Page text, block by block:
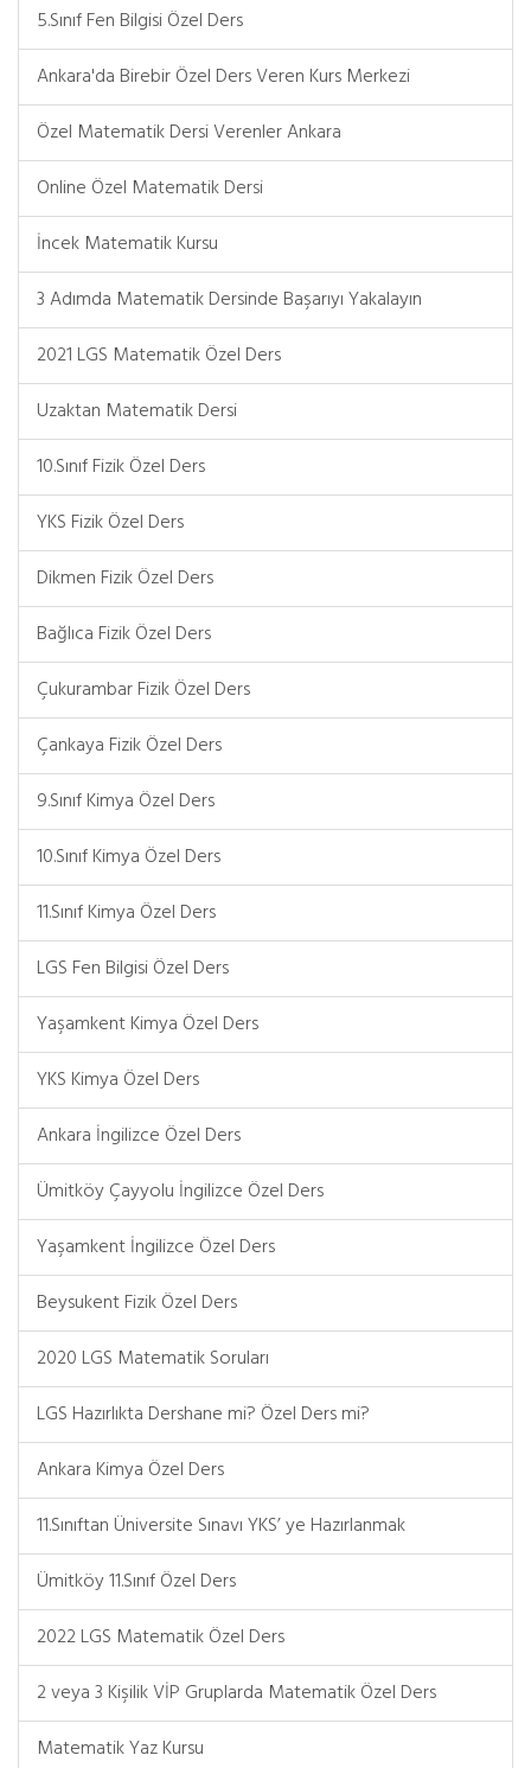
5.Sınıf Fen Bilgisi Özel Ders
Ankara'da Birebir Özel Ders Veren Kurs Merkezi
Özel Matematik Dersi Verenler Ankara
Online Özel Matematik Dersi
İncek Matematik Kursu
3 Adımda Matematik Dersinde Başarıyı Yakalayın
2021 LGS Matematik Özel Ders
Uzaktan Matematik Dersi
10.Sınıf Fizik Özel Ders
YKS Fizik Özel Ders
Dikmen Fizik Özel Ders
Bağlıca Fizik Özel Ders
Çukurambar Fizik Özel Ders
Çankaya Fizik Özel Ders
9.Sınıf Kimya Özel Ders
10.Sınıf Kimya Özel Ders
11.Sınıf Kimya Özel Ders
LGS Fen Bilgisi Özel Ders
Yaşamkent Kimya Özel Ders
YKS Kimya Özel Ders
Ankara İngilizce Özel Ders
Ümitköy Çayyolu İngilizce Özel Ders
Yaşamkent İngilizce Özel Ders
Beysukent Fizik Özel Ders
2020 LGS Matematik Soruları
LGS Hazırlıkta Dershane mi? Özel Ders mi?
Ankara Kimya Özel Ders
11.Sınıftan Üniversite Sınavı YKS’ ye Hazırlanmak
Ümitköy 11.Sınıf Özel Ders
2022 LGS Matematik Özel Ders
2 veya 3 Kişilik VİP Gruplarda Matematik Özel Ders
Matematik Yaz Kursu